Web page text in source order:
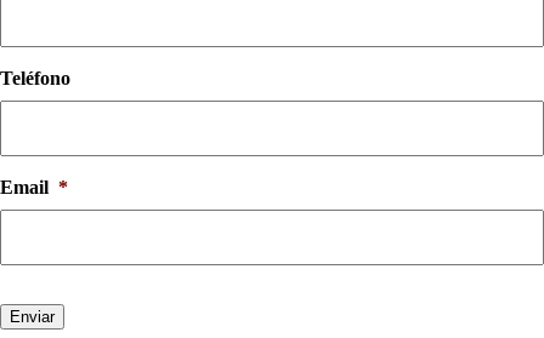
Teléfono
Email *
Enviar